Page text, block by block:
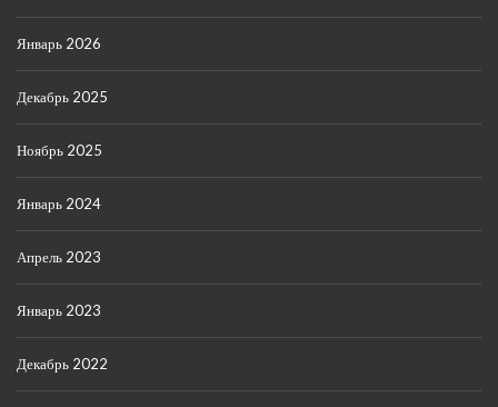
Январь 2026
Декабрь 2025
Ноябрь 2025
Январь 2024
Апрель 2023
Январь 2023
Декабрь 2022